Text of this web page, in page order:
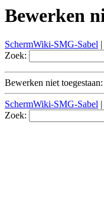
Bewerken
SchermWiki-SMG-Sabel |
Zoek:
Bewerken niet
SchermWiki-SMG-Sabel |
Zoek: